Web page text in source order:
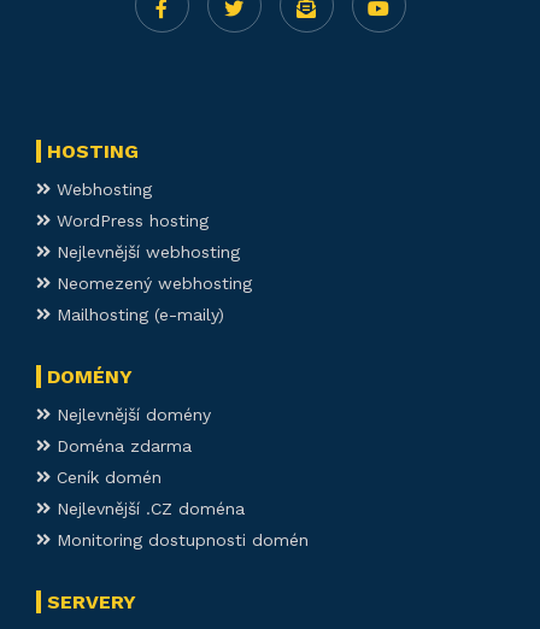
HOSTING
Webhosting
WordPress hosting
Nejlevnější webhosting
Neomezený webhosting
Mailhosting (e-maily)
DOMÉNY
Nejlevnější domény
Doména zdarma
Ceník domén
Nejlevnější .CZ doména
Monitoring dostupnosti domén
SERVERY